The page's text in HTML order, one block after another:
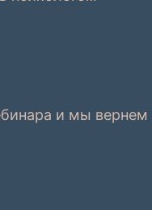
и мы вернем